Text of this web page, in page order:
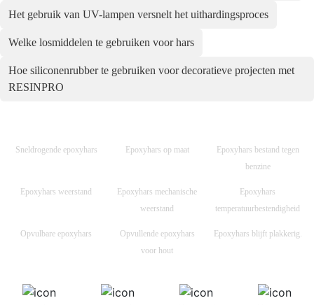
Het gebruik van UV-lampen versnelt het uithardingsproces
Welke losmiddelen te gebruiken voor hars
Hoe siliconenrubber te gebruiken voor decoratieve projecten met
RESINPRO
Sneldrogende epoxyhars Epoxyhars op maat
Epoxyhars bestand tegen
benzine
Epoxyhars weerstand
Epoxyhars mechanische
weerstand
Epoxyhars
temperatuurbestendigheid
Opvulbare epoxyhars
Opvullende epoxyhars
voor hout
Epoxyhars blijft plakkerig.